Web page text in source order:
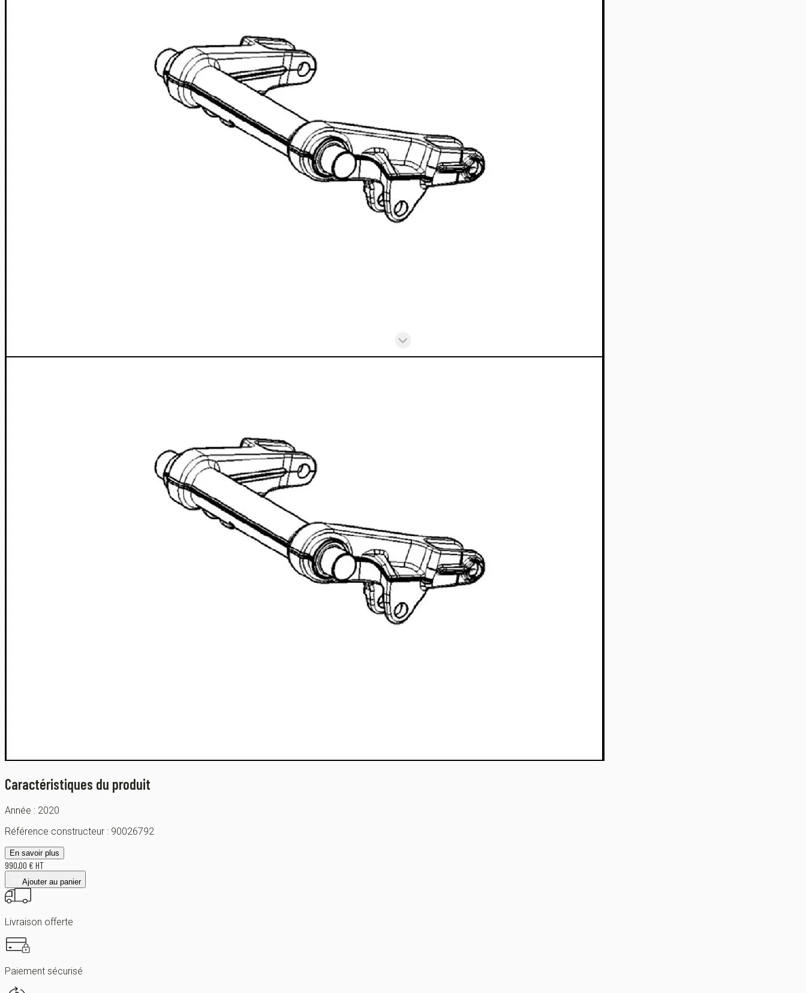
Caractéristiques du produit
Année : 2020
Référence constructeur : 90026792
En savoir plus
990,00 € HT
Ajouter au panier
Livraison offerte
Paiement sécurisé